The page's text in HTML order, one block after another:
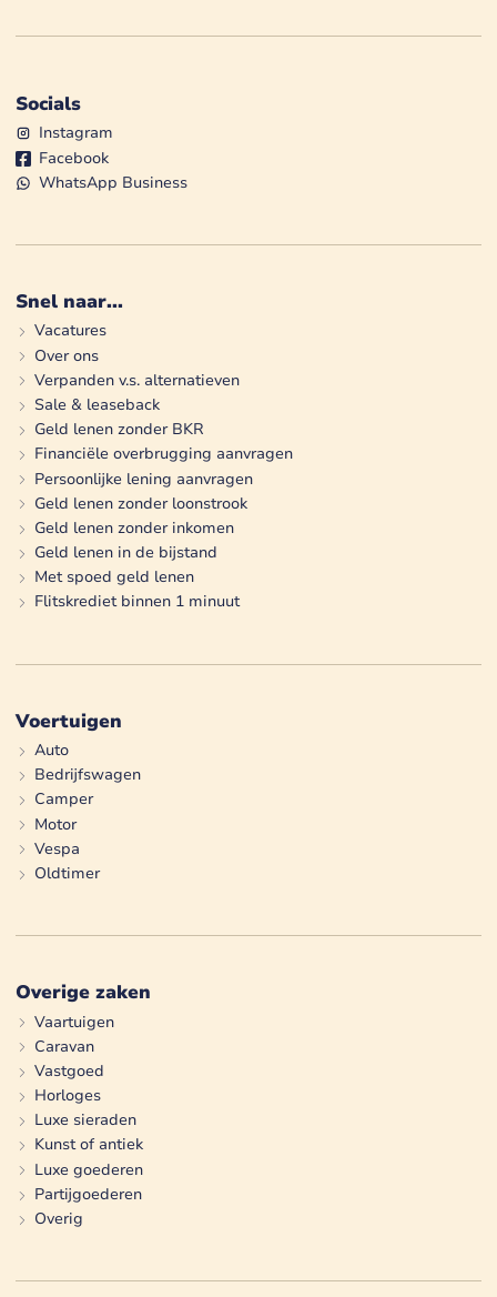
Socials
Instagram
Facebook
WhatsApp Business
Snel naar...
Vacatures
Over ons
Verpanden v.s. alternatieven
Sale & leaseback
Geld lenen zonder BKR
Financiële overbrugging aanvragen
Persoonlijke lening aanvragen
Geld lenen zonder loonstrook
Geld lenen zonder inkomen
Geld lenen in de bijstand
Met spoed geld lenen
Flitskrediet binnen 1 minuut
Voertuigen
Auto
Bedrijfswagen
Camper
Motor
Vespa
Oldtimer
Overige zaken
Vaartuigen
Caravan
Vastgoed
Horloges
Luxe sieraden
Kunst of antiek
Luxe goederen
Partijgoederen
Overig